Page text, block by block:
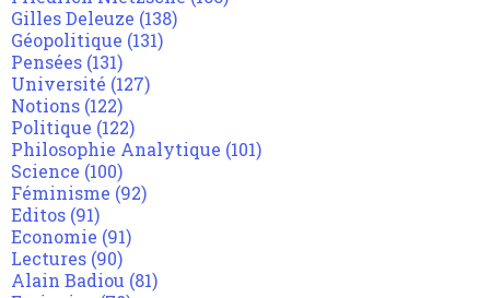
Gilles Deleuze (138)
Géopolitique (131)
Pensées (131)
Université (127)
Notions (122)
Politique (122)
Philosophie Analytique (101)
Science (100)
Féminisme (92)
Editos (91)
Economie (91)
Lectures (90)
Alain Badiou (81)